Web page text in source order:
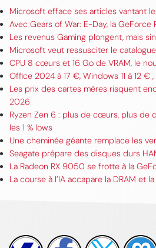
Microsoft efface ses articles vantant
Avec Gears of War: E-Day, la
Les revenus Gaming plongent, mais
Microsoft veut ressusciter le
CPU 8 cœurs et 16 Go de VRAM, le
Office 2024 à 17 €, Windows 11 à 12
Les prix des cartes mères risquent
2026
Ryzen Zen 6 : plus de cœurs, plus de
les 1 % lows
Une cheminée géante remplace les
Seagate prépare des disques durs
La Radeon RX 9050 se frotte à la
La course à l’IA accapare la DRAM et